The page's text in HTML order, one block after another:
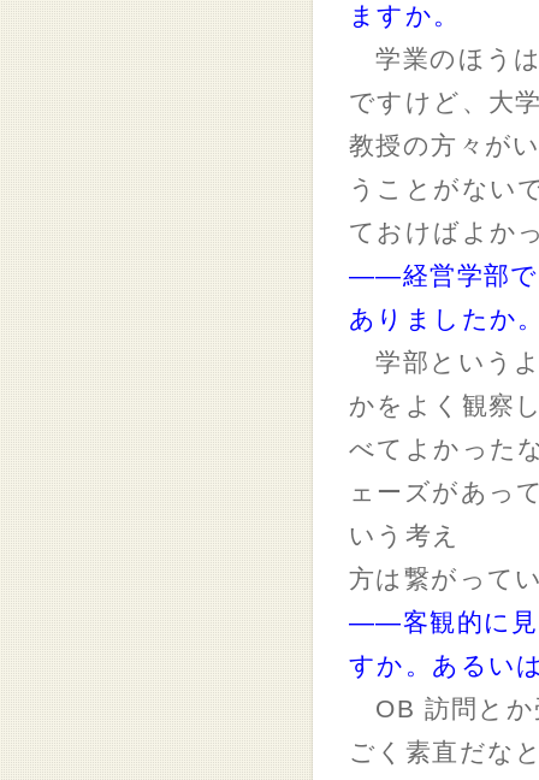
ますか。
学業のほう
ですけど、大
教授の方々が
うことがない
ておけばよか
――経営学部で
ありましたか
学部という
かをよく観察
べてよかった
ェーズがあっ
いう考え
方は繋がって
――客観的に見
すか。あるい
OB 訪問とか
ごく素直だな